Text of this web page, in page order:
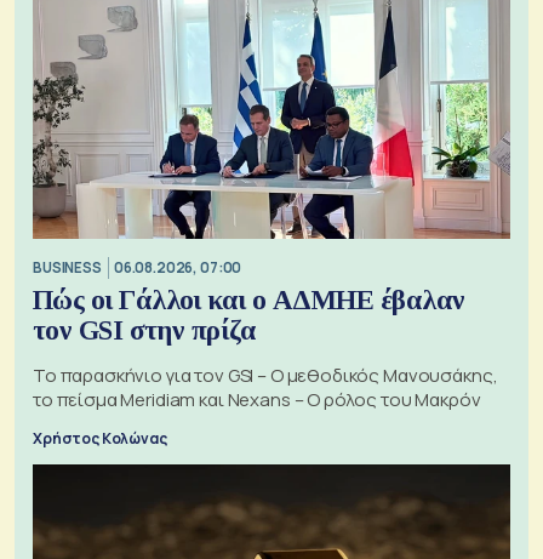
BUSINESS 06.08.2026, 07:00
Πώς οι Γάλλοι και ο ΑΔΜΗΕ έβαλαν
τον GSI στην πρίζα
Το παρασκήνιο για τον GSI – Ο μεθοδικός Μανουσάκης,
το πείσμα Meridiam και Nexans – Ο ρόλος του Μακρόν
Χρήστος Κολώνας